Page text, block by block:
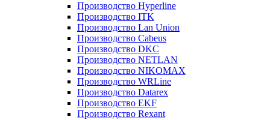
Производство Hyperline
Производство ITK
Производство Lan Union
Производство Cabeus
Производство DKC
Производство NETLAN
Производство NIKOMAX
Производство WRLine
Производство Datarex
Производство EKF
Производство Rexant